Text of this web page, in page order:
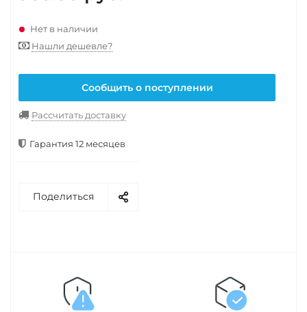
Нет в наличии
Нашли дешевле?
Сообщить о поступлении
Рассчитать доставку
Гарантия 12 месяцев
Поделиться